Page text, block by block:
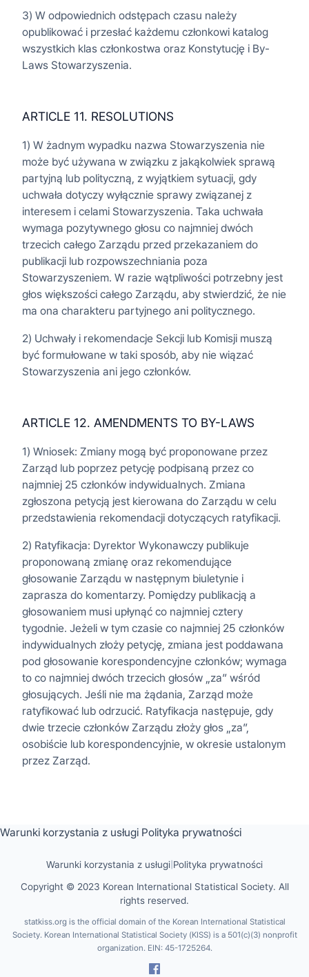
3) W odpowiednich odstępach czasu należy
opublikować i przesłać każdemu członkowi katalog
wszystkich klas członkostwa oraz Konstytucję i By-
Laws Stowarzyszenia.
ARTICLE 11. RESOLUTIONS
1) W żadnym wypadku nazwa Stowarzyszenia nie
może być używana w związku z jakąkolwiek sprawą
partyjną lub polityczną, z wyjątkiem sytuacji, gdy
uchwała dotyczy wyłącznie sprawy związanej z
interesem i celami Stowarzyszenia. Taka uchwała
wymaga pozytywnego głosu co najmniej dwóch
trzecich całego Zarządu przed przekazaniem do
publikacji lub rozpowszechniania poza
Stowarzyszeniem. W razie wątpliwości potrzebny jest
głos większości całego Zarządu, aby stwierdzić, że nie
ma ona charakteru partyjnego ani politycznego.
2) Uchwały i rekomendacje Sekcji lub Komisji muszą
być formułowane w taki sposób, aby nie wiązać
Stowarzyszenia ani jego członków.
ARTICLE 12. AMENDMENTS TO BY-LAWS
1) Wniosek: Zmiany mogą być proponowane przez
Zarząd lub poprzez petycję podpisaną przez co
najmniej 25 członków indywidualnych. Zmiana
zgłoszona petycją jest kierowana do Zarządu w celu
przedstawienia rekomendacji dotyczących ratyfikacji.
2) Ratyfikacja: Dyrektor Wykonawczy publikuje
proponowaną zmianę oraz rekomendujące
głosowanie Zarządu w następnym biuletynie i
zaprasza do komentarzy. Pomiędzy publikacją a
głosowaniem musi upłynąć co najmniej cztery
tygodnie. Jeżeli w tym czasie co najmniej 25 członków
indywidualnych złoży petycję, zmiana jest poddawana
pod głosowanie korespondencyjne członków; wymaga
to co najmniej dwóch trzecich głosów „za” wśród
głosujących. Jeśli nie ma żądania, Zarząd może
ratyfikować lub odrzucić. Ratyfikacja następuje, gdy
dwie trzecie członków Zarządu złoży głos „za”,
osobiście lub korespondencyjnie, w okresie ustalonym
przez Zarząd.
Warunki korzystania z usługi Polityka prywatności
Warunki korzystania z usługi Polityka prywatności
Copyright © 2023 Korean International Statistical Society. All
rights reserved.
statkiss.org is the official domain of the Korean International Statistical
Society. Korean International Statistical Society (KISS) is a 501(c)(3) nonprofit
organization. EIN: 45-1725264.